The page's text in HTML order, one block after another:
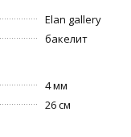
Elan gallery
бакелит
4 мм
26 см